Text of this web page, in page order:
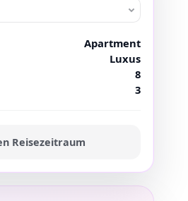
Apartment
Luxus
8
3
Reisezeitraum